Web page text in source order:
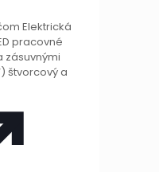
Elektrická
pracovné
zásuvnými
štvorcový a